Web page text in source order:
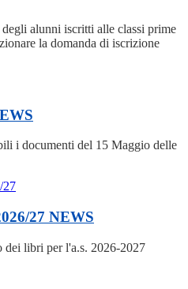
alunni iscritti alle classi prime
la domanda di iscrizione
i documenti del 15 Maggio delle
27 NEWS
dei libri per l'a.s. 2026-2027